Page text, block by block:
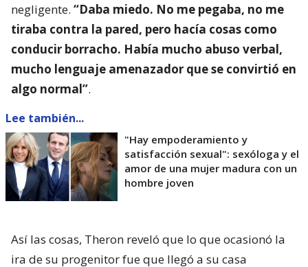
negligente. “Daba miedo. No me pegaba, no me
tiraba contra la pared, pero hacía cosas como
conducir borracho. Había mucho abuso verbal,
mucho lenguaje amenazador que se convirtió en
algo normal”.
Lee también...
"Hay empoderamiento y
satisfacción sexual": sexóloga y el
amor de una mujer madura con un
hombre joven
Así las cosas, Theron reveló que lo que ocasionó la
ira de su progenitor fue que llegó a su casa